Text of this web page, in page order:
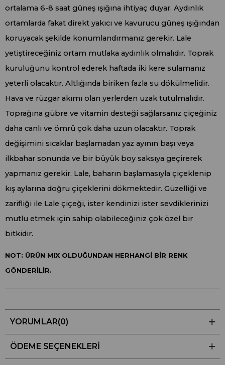
ortalama 6-8 saat güneş ışığına ihtiyaç duyar. Aydınlık
ortamlarda fakat direkt yakıcı ve kavurucu güneş ışığından
koruyacak şekilde konumlandırmanız gerekir. Lale
yetiştireceğiniz ortam mutlaka aydınlık olmalıdır. Toprak
kuruluğunu kontrol ederek haftada iki kere sulamanız
yeterli olacaktır. Altlığında biriken fazla su dökülmelidir.
Hava ve rüzgar akımı olan yerlerden uzak tutulmalıdır.
Toprağına gübre ve vitamin desteği sağlarsanız çiçeğiniz
daha canlı ve ömrü çok daha uzun olacaktır. Toprak
değişimini sıcaklar başlamadan yaz ayının başı veya
ilkbahar sonunda ve bir büyük boy saksıya geçirerek
yapmanız gerekir. Lale, baharın başlamasıyla çiçeklenip
kış aylarına doğru çiçeklerini dökmektedir. Güzelliği ve
zarifliği ile Lale çiçeği, ister kendinizi ister sevdiklerinizi
mutlu etmek için sahip olabileceğiniz çok özel bir
bitkidir.
NOT: ÜRÜN MIX OLDUĞUNDAN HERHANGİ BİR RENK
GÖNDERİLİR.
YORUMLAR(0)
ÖDEME SEÇENEKLERI